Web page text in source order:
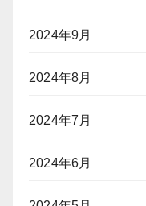
2024年9月
2024年8月
2024年7月
2024年6月